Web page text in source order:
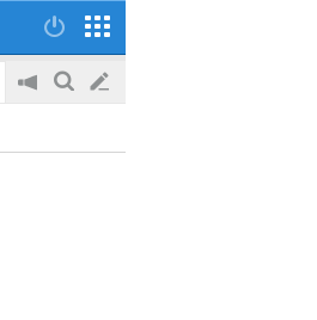
공
on/off
검
글
쓰